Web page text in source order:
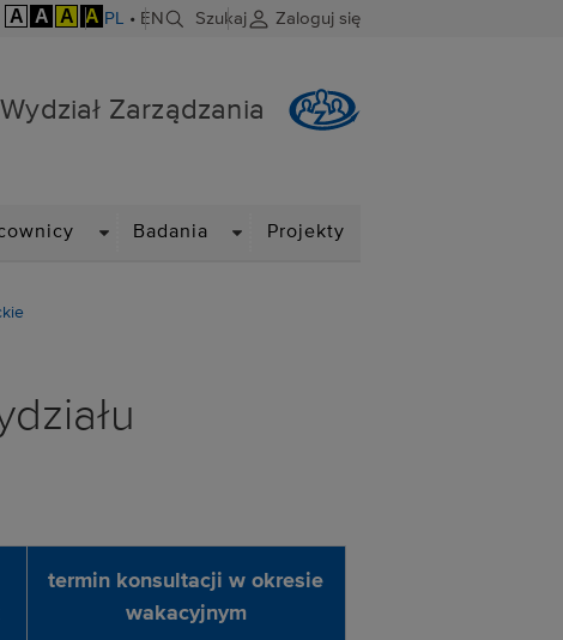
A A A A PL • EN Szukaj Zaloguj się
Wydział Zarządzania
Badania Projekty
termin konsultacji w okresie
wakacyjnym